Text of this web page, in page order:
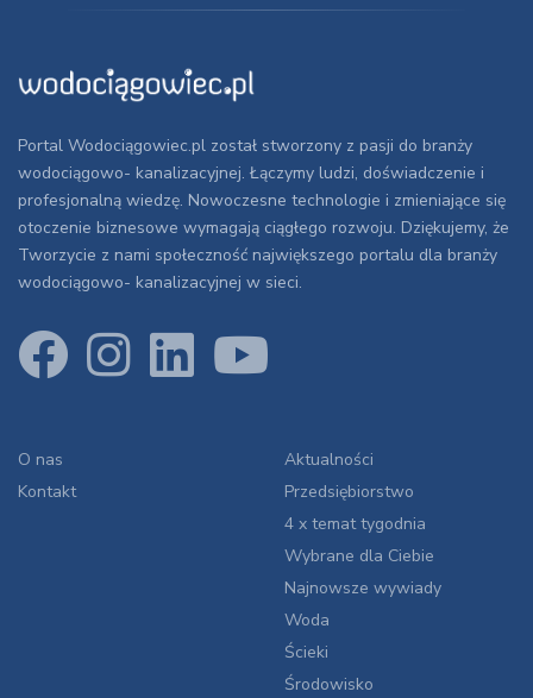
Portal Wodociągowiec.pl został stworzony z pasji do branży
wodociągowo- kanalizacyjnej. Łączymy ludzi, doświadczenie i
profesjonalną wiedzę. Nowoczesne technologie i zmieniające się
otoczenie biznesowe wymagają ciągłego rozwoju. Dziękujemy, że
Tworzycie z nami społeczność największego portalu dla branży
wodociągowo- kanalizacyjnej w sieci.
O nas
Kontakt
Aktualności
Przedsiębiorstwo
4 x temat tygodnia
Wybrane dla Ciebie
Najnowsze wywiady
Woda
Ścieki
Środowisko